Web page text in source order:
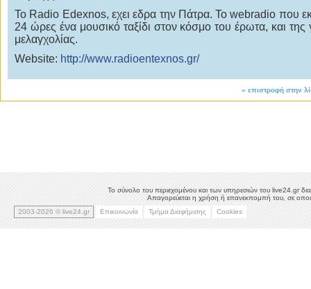
Το Radio Εdexnos, εχει εδρα την Πάτρα. Το webradio που
24 ώρες ένα μουσικό ταξίδι στον κόσμο του έρωτα, και της
μελαγχολίας.
Website: http://www.radioentexnos.gr/
« επιστροφή στην
Το σύνολο του περιεχομένου και των υπηρεσιών του live24.gr
Απαγορεύεται η χρήση ή επανεκπομπή του, σε
2003-2026 © live24.gr
Επικοινωνία Τμήμα Διαφήμισης Cookies